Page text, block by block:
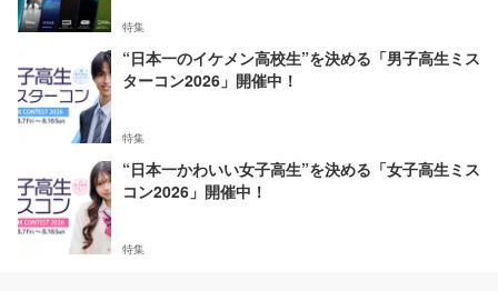
特集
“日本一のイケメン高校生”を決める「男子高生ミス
ターコン2026」開催中！
特集
“日本一かわいい女子高生”を決める「女子高生ミス
コン2026」開催中！
特集